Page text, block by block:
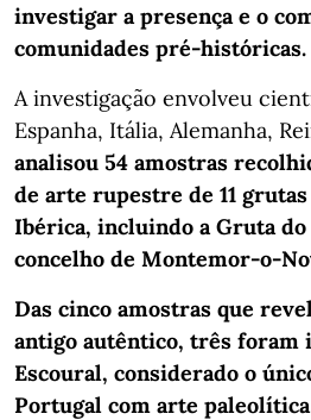
investigar a presença e o
comunidades pré-históricas.
A investigação envolveu
Espanha, Itália, Alemanha,
analisou 54 amostras
de arte rupestre de 11
Ibérica, incluindo a Gruta do
concelho de Montemor-o-
Das cinco amostras que
antigo autêntico, três foram
Escoural, considerado o
Portugal com arte